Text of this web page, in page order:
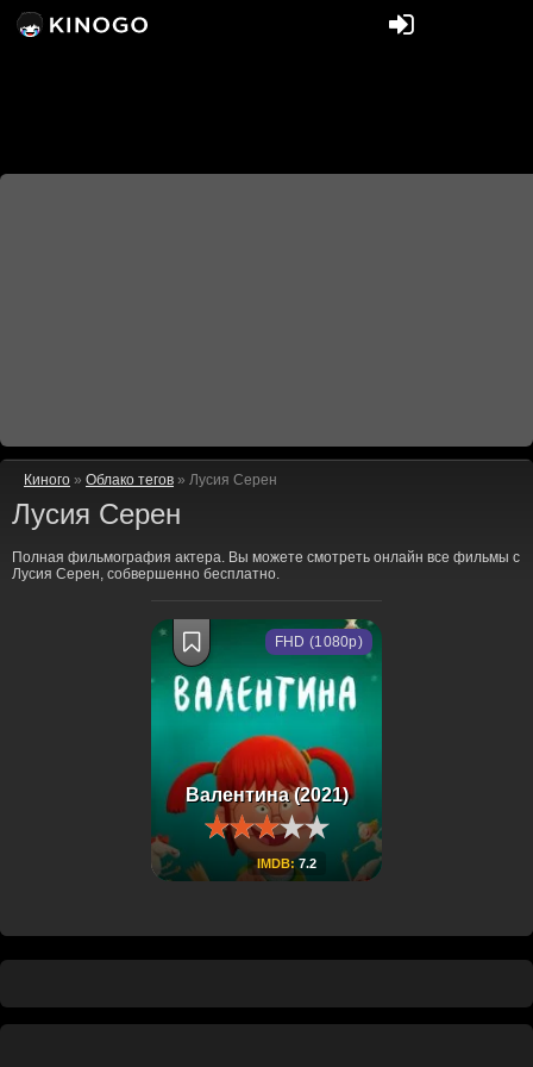
Киного » Облако тегов » Лусия Серен
Лусия Серен
Полная фильмография актера. Вы можете смотреть онлайн все фильмы с
Лусия Серен, собвершенно бесплатно.
Валентина (2021)
IMDB:7.2
FHD (1080p)